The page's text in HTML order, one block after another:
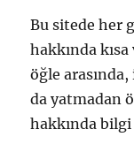
Bu sitede her
hakkında
öğle arasında,
da yatmadan
hakkında